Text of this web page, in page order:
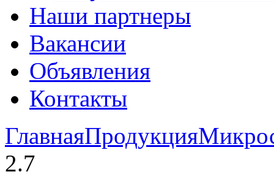
Наши партнеры
Вакансии
Объявления
Контакты
ГлавнаяПродукция
2.7